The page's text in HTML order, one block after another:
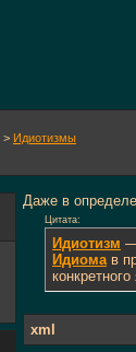
> Идиотизмы
Даже в
Цитата:
Идиотизм —
Идиомав
xml